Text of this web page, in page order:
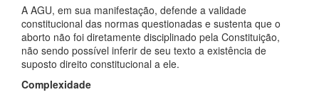
A AGU, em sua manifestação, defende a validade
constitucional das normas questionadas e sustenta que o
aborto não foi diretamente disciplinado pela Constituição,
não sendo possível inferir de seu texto a existência de
suposto direito constitucional a ele.
Complexidade